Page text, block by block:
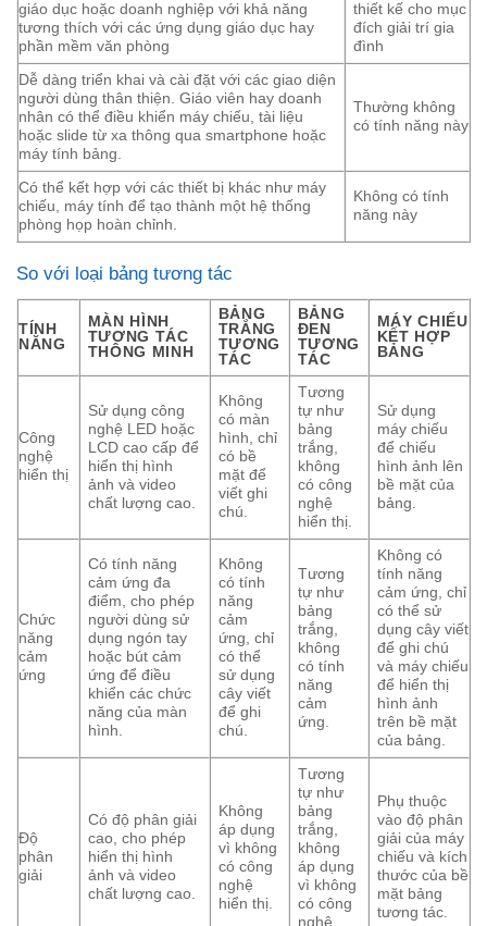
giáo dục hoặc doanh nghiệp với khả năng
tương thích với các ứng dụng giáo dục hay
phần mềm văn phòng
thiết kế cho mục
đích giải trí gia
đình
Dễ dàng triển khai và cài đặt với các giao diện
người dùng thân thiện. Giáo viên hay doanh
nhân có thể điều khiển máy chiếu, tài liệu
hoặc slide từ xa thông qua smartphone hoặc
máy tính bảng.
Thường không
có tính năng này
Có thể kết hợp với các thiết bị khác như máy
chiếu, máy tính để tạo thành một hệ thống
phòng họp hoàn chỉnh.
Không có tính
năng này
So với loại bảng tương tác
TÍNH
NĂNG
MÀN HÌNH
TƯƠNG TÁC
THÔNG MINH
BẢNG
TRẮNG
TƯƠNG
TÁC
BẢNG
ĐEN
TƯƠNG
TÁC
MÁY CHIẾU
KẾT HỢP
BẢNG
Công
nghệ
hiển thị
Sử dụng công
nghệ LED hoặc
LCD cao cấp để
hiển thị hình
ảnh và video
chất lượng cao.
Không
có màn
hình, chỉ
có bề
mặt để
viết ghi
chú.
Tương
tự như
bảng
trắng,
không
có công
nghệ
hiển thị.
Sử dụng
máy chiếu
để chiếu
hình ảnh lên
bề mặt của
bảng.
Chức
năng
cảm
ứng
Có tính năng
cảm ứng đa
điểm, cho phép
người dùng sử
dụng ngón tay
hoặc bút cảm
ứng để điều
khiển các chức
năng của màn
hình.
Không
có tính
năng
cảm
ứng, chỉ
có thể
sử dụng
cây viết
để ghi
chú.
Tương
tự như
bảng
trắng,
không
có tính
năng
cảm
ứng.
Không có
tính năng
cảm ứng, chỉ
có thể sử
dụng cây viết
để ghi chú
và máy chiếu
để hiển thị
hình ảnh
trên bề mặt
của bảng.
Độ
phân
giải
Có độ phân giải
cao, cho phép
hiển thị hình
ảnh và video
chất lượng cao.
Không
áp dụng
vì không
có công
nghệ
hiển thị.
Tương
tự như
bảng
trắng,
không
áp dụng
vì không
có công
nghệ
Phụ thuộc
vào độ phân
giải của máy
chiếu và kích
thước của bề
mặt bảng
tương tác.